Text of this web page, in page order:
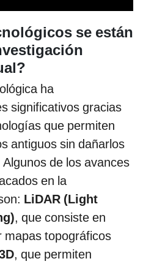
se están
ha
significativos gracias
que permiten
antiguos sin dañarlos
de los avances
en la
LiDAR (Light
, que consiste en
mapas topográficos
, que permiten